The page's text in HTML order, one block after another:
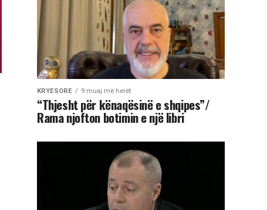
KRYESORE 9 muaj më herët
“Thjesht për kënaqësinë e shqipes”/
Rama njofton botimin e një libri